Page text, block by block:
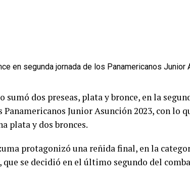
sumó dos preseas, plata y bronce, en la
Junior Asunción 2023, con lo
plata y dos bronces.
protagonizó una reñida final, en la
se decidió en el último segundo del